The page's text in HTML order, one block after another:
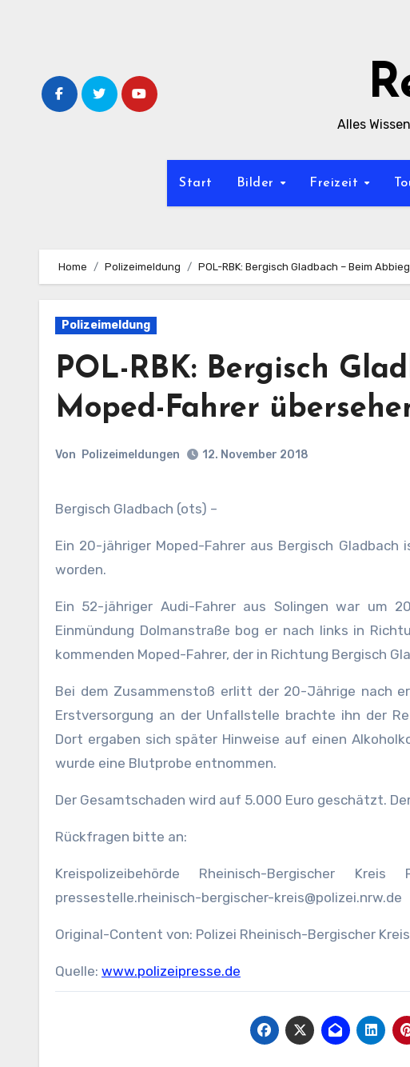
Alles
Start Bilder Freizeit
Home Polizeimeldung POL-RBK: Bergisch Gladbach – Beim
Polizeimeldung
POL-RBK: Bergisch
Moped-Fahrer
Von Polizeimeldungen 12. November 2018
Bergisch Gladbach (ots) –
Ein 20-jähriger Moped-Fahrer aus Bergisch
worden.
Ein 52-jähriger Audi-Fahrer aus Solingen war um
Einmündung Dolmanstraße bog er nach links in
kommenden Moped-Fahrer, der in Richtung Bergisch
Bei dem Zusammenstoß erlitt der 20-Jährige nach
Erstversorgung an der Unfallstelle brachte ihn der
Dort ergaben sich später Hinweise auf einen
wurde eine Blutprobe entnommen.
Der Gesamtschaden wird auf 5.000 Euro geschätzt.
Rückfragen bitte an:
Kreispolizeibehörde Rheinisch-Bergischer
pressestelle.rheinisch-bergischer-kreis@polizei.nrw.de
Original-Content von: Polizei Rheinisch-Bergischer
Quelle: www.polizeipresse.de